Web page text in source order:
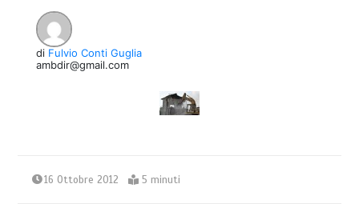
di Fulvio Conti Guglia
ambdir@gmail.com
16 Ottobre 2012 5 minuti